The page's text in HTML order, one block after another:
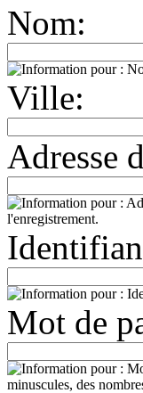
Nom:
Ville:
Adresse
Mot de